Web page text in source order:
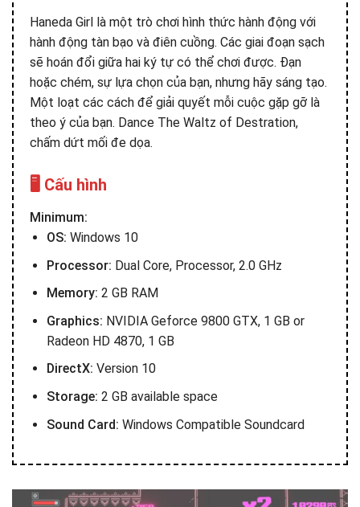
Haneda Girl là một trò chơi hình thức hành động với
hành động tàn bạo và điên cuồng. Các giai đoạn sạch
sẽ hoán đổi giữa hai ký tự có thể chơi được. Đạn
hoặc chém, sự lựa chọn của bạn, nhưng hãy sáng tạo.
Một loạt các cách để giải quyết mỗi cuộc gặp gỡ là
theo ý của bạn. Dance The Waltz of Destration,
chấm dứt mối đe dọa.
🖥️ Cấu hình
Minimum:
OS: Windows 10
Processor: Dual Core, Processor, 2.0 GHz
Memory: 2 GB RAM
Graphics: NVIDIA Geforce 9800 GTX, 1 GB or
Radeon HD 4870, 1 GB
DirectX: Version 10
Storage: 2 GB available space
Sound Card: Windows Compatible Soundcard